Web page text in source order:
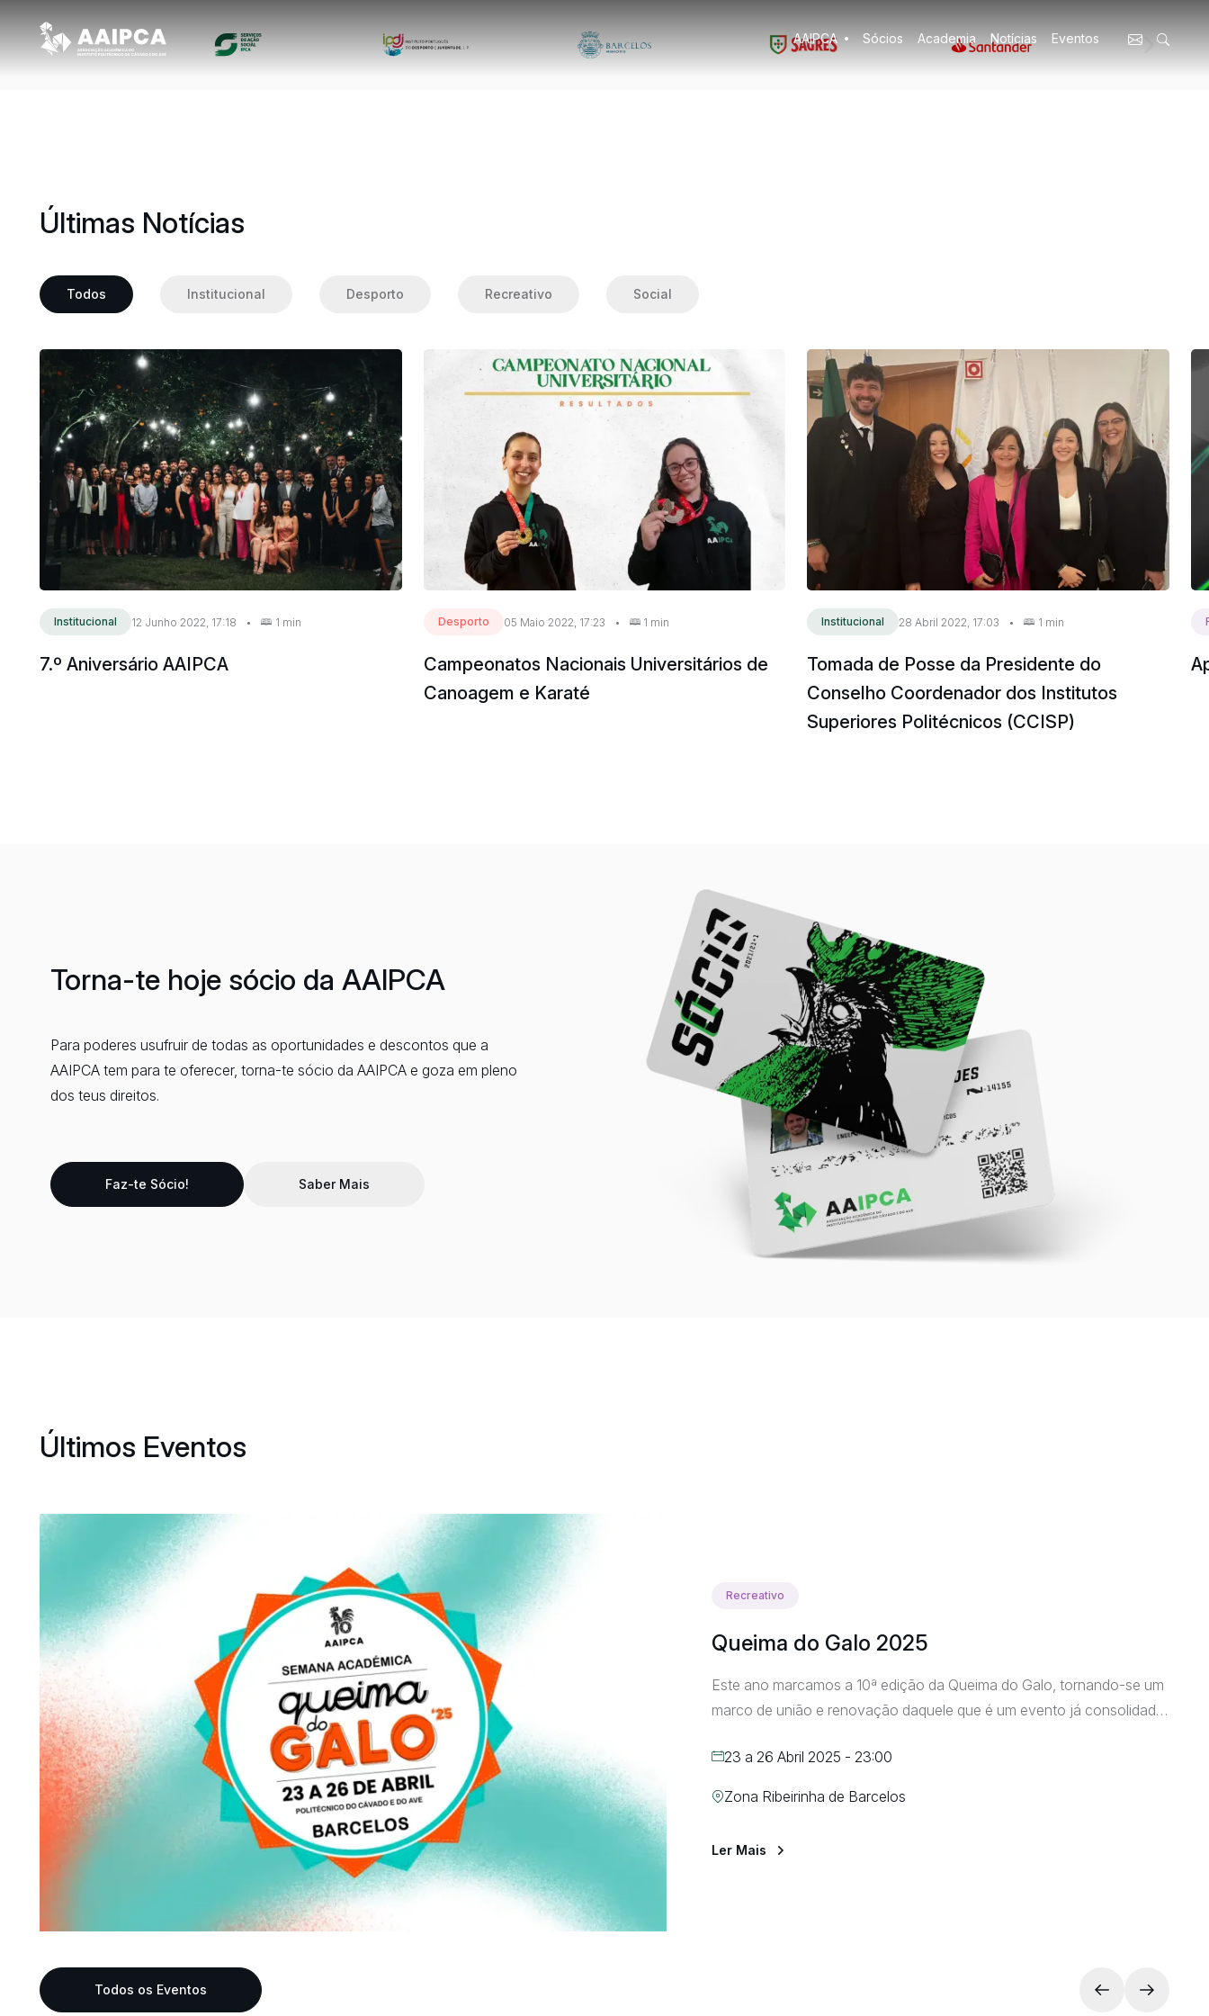
AAIPCA Sócios Academia Notícias Eventos
Últimas Notícias
Todos Institucional Desporto Recreativo Social
Institucional 12 Junho 2022, 17:18 • 1 min
7.º Aniversário AAIPCA
Desporto 05 Maio 2022, 17:23 • 1 min
Campeonatos Nacionais Universitários de
Canoagem e Karaté
Institucional 28 Abril 2022, 17:03 • 1 min
Tomada de Posse da Presidente do
Conselho Coordenador dos Institutos
Superiores Politécnicos (CCISP)
Torna-te hoje sócio da AAIPCA
Para poderes usufruir de todas as oportunidades e descontos que a
AAIPCA tem para te oferecer, torna-te sócio da AAIPCA e goza em pleno
dos teus direitos.
Faz-te Sócio! Saber Mais
Últimos Eventos
Recreativo
Queima do Galo 2025
Este ano marcamos a 10ª edição da Queima do Galo, tornando-se um
marco de união e renovação daquele que é um evento já consolidado
pulsa cultura e emoção, transformando a noite num espetáculo de
23 a 26 Abril 2025 - 23:00
Zona Ribeirinha de Barcelos
Ler Mais
Todos os Eventos